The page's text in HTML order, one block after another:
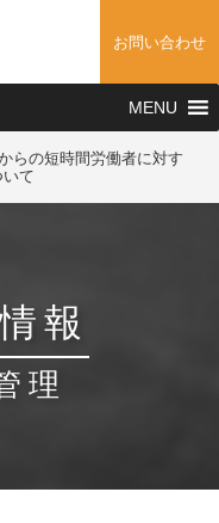
お問い合わせ
MENU
らの短時間労働者に対す
て
報
理